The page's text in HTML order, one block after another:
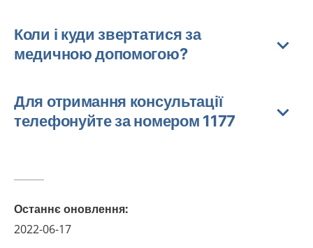
Коли і куди звертатися за
медичною допомогою?
Для отримання консультації
телефонуйте за номером 1177
Останнє оновлення:
2022-06-17